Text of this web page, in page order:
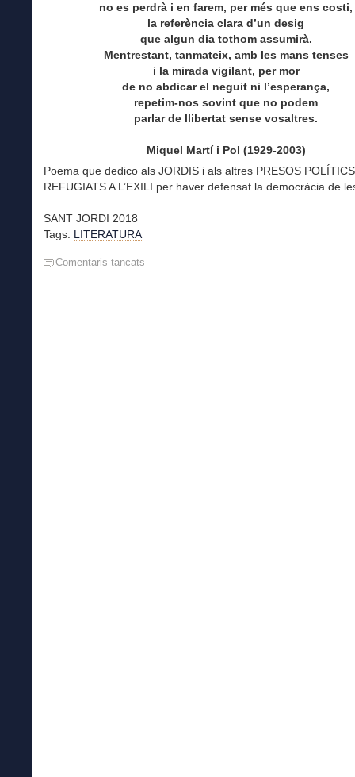
no es perdrà i en farem, per més que ens costi,
la referència clara d’un desig
que algun dia tothom assumirà.
Mentrestant, tanmateix, amb les mans tenses
i la mirada vigilant, per mor
de no abdicar el neguit ni l’esperança,
repetim-nos sovint que no podem
parlar de llibertat sense vosaltres.
Miquel Martí i Pol (1929-2003)
Poema que dedico als JORDIS i als altres PRESOS
REFUGIATS A L’EXILI per haver defensat la democràcia de
SANT JORDI 2018
Tags: LITERATURA
Comentaris tancats